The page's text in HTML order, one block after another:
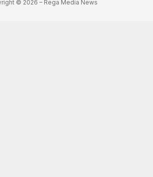
© 2026 – Rega Media News